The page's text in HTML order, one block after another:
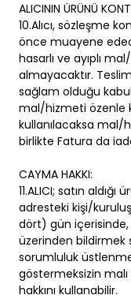
ALICININ ÜRÜNÜ
10.Alıcı, sözleşme
önce muayene
hasarlı ve ayıplı
almayacaktır.
sağlam olduğu
mal/hizmeti özenle
kullanılacaksa mal/
birlikte Fatura da
CAYMA HAKKI:
11.ALICI; satın
adresteki kişi/
dört) gün içerisinde,
üzerinden bildirmek
sorumluluk
göstermeksizin
hakkını kullanabilir.